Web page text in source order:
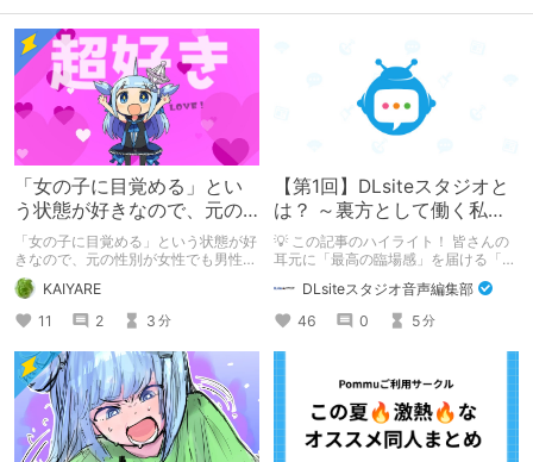
「女の子に目覚める」とい
う状態が好きなので、元の
性別が女性でも男性でも問
題ない話
「女の子に目覚める」という状態が好
きなので、元の性別が女性でも男性で
も問題ない話
KAIYARE
11
2 3 分
【第1回】DLsiteスタジオと
は？ ～裏方として働く私た
ちの紹介
💡 この記事のハイライト！ 皆さんの
耳元に「最高の臨場感」を届ける「サ
ウンドエンジニアの仕事」のリアルな
舞台裏を大公開！ スマートな専門
職……と思いきや、実態は「音の変態
（褒め言葉）」が集まるチーム！？
成人男性スタッフがダミヘに抱きつ
き、スタジオにアダルトグッズが転が
る超大真面目な理由とは？ クオリテ
ィ向上のための、ちょっとシュールな
（？）試行錯誤をたっぷりご紹介しま
DLsiteスタジオ音声編集部
46
0 5分